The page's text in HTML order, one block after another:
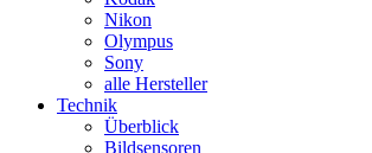
Nikon
Olympus
Sony
alle Hersteller
Technik
Überblick
Bildsensoren